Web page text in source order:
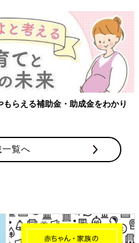
婦の感染症対策、知っておいて！
覧へ